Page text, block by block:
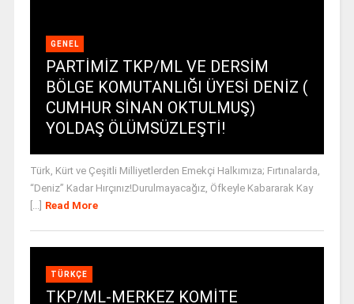
GENEL
PARTİMİZ TKP/ML VE DERSİM
BÖLGE KOMUTANLIĞI ÜYESİ DENİZ (
CUMHUR SİNAN OKTULMUŞ)
YOLDAŞ ÖLÜMSÜZLEŞTİ!
Türk, Kürt ve Çeşitli Milliyetlerden Emekçi Halkımıza; Fırtınalarda,
“Deniz” Kadar Hırçınız!Durulmayacağız, Öfkeyle Kabararak Kay
Read More
TÜRKÇE
TKP/ML-MERKEZ KOMİTE